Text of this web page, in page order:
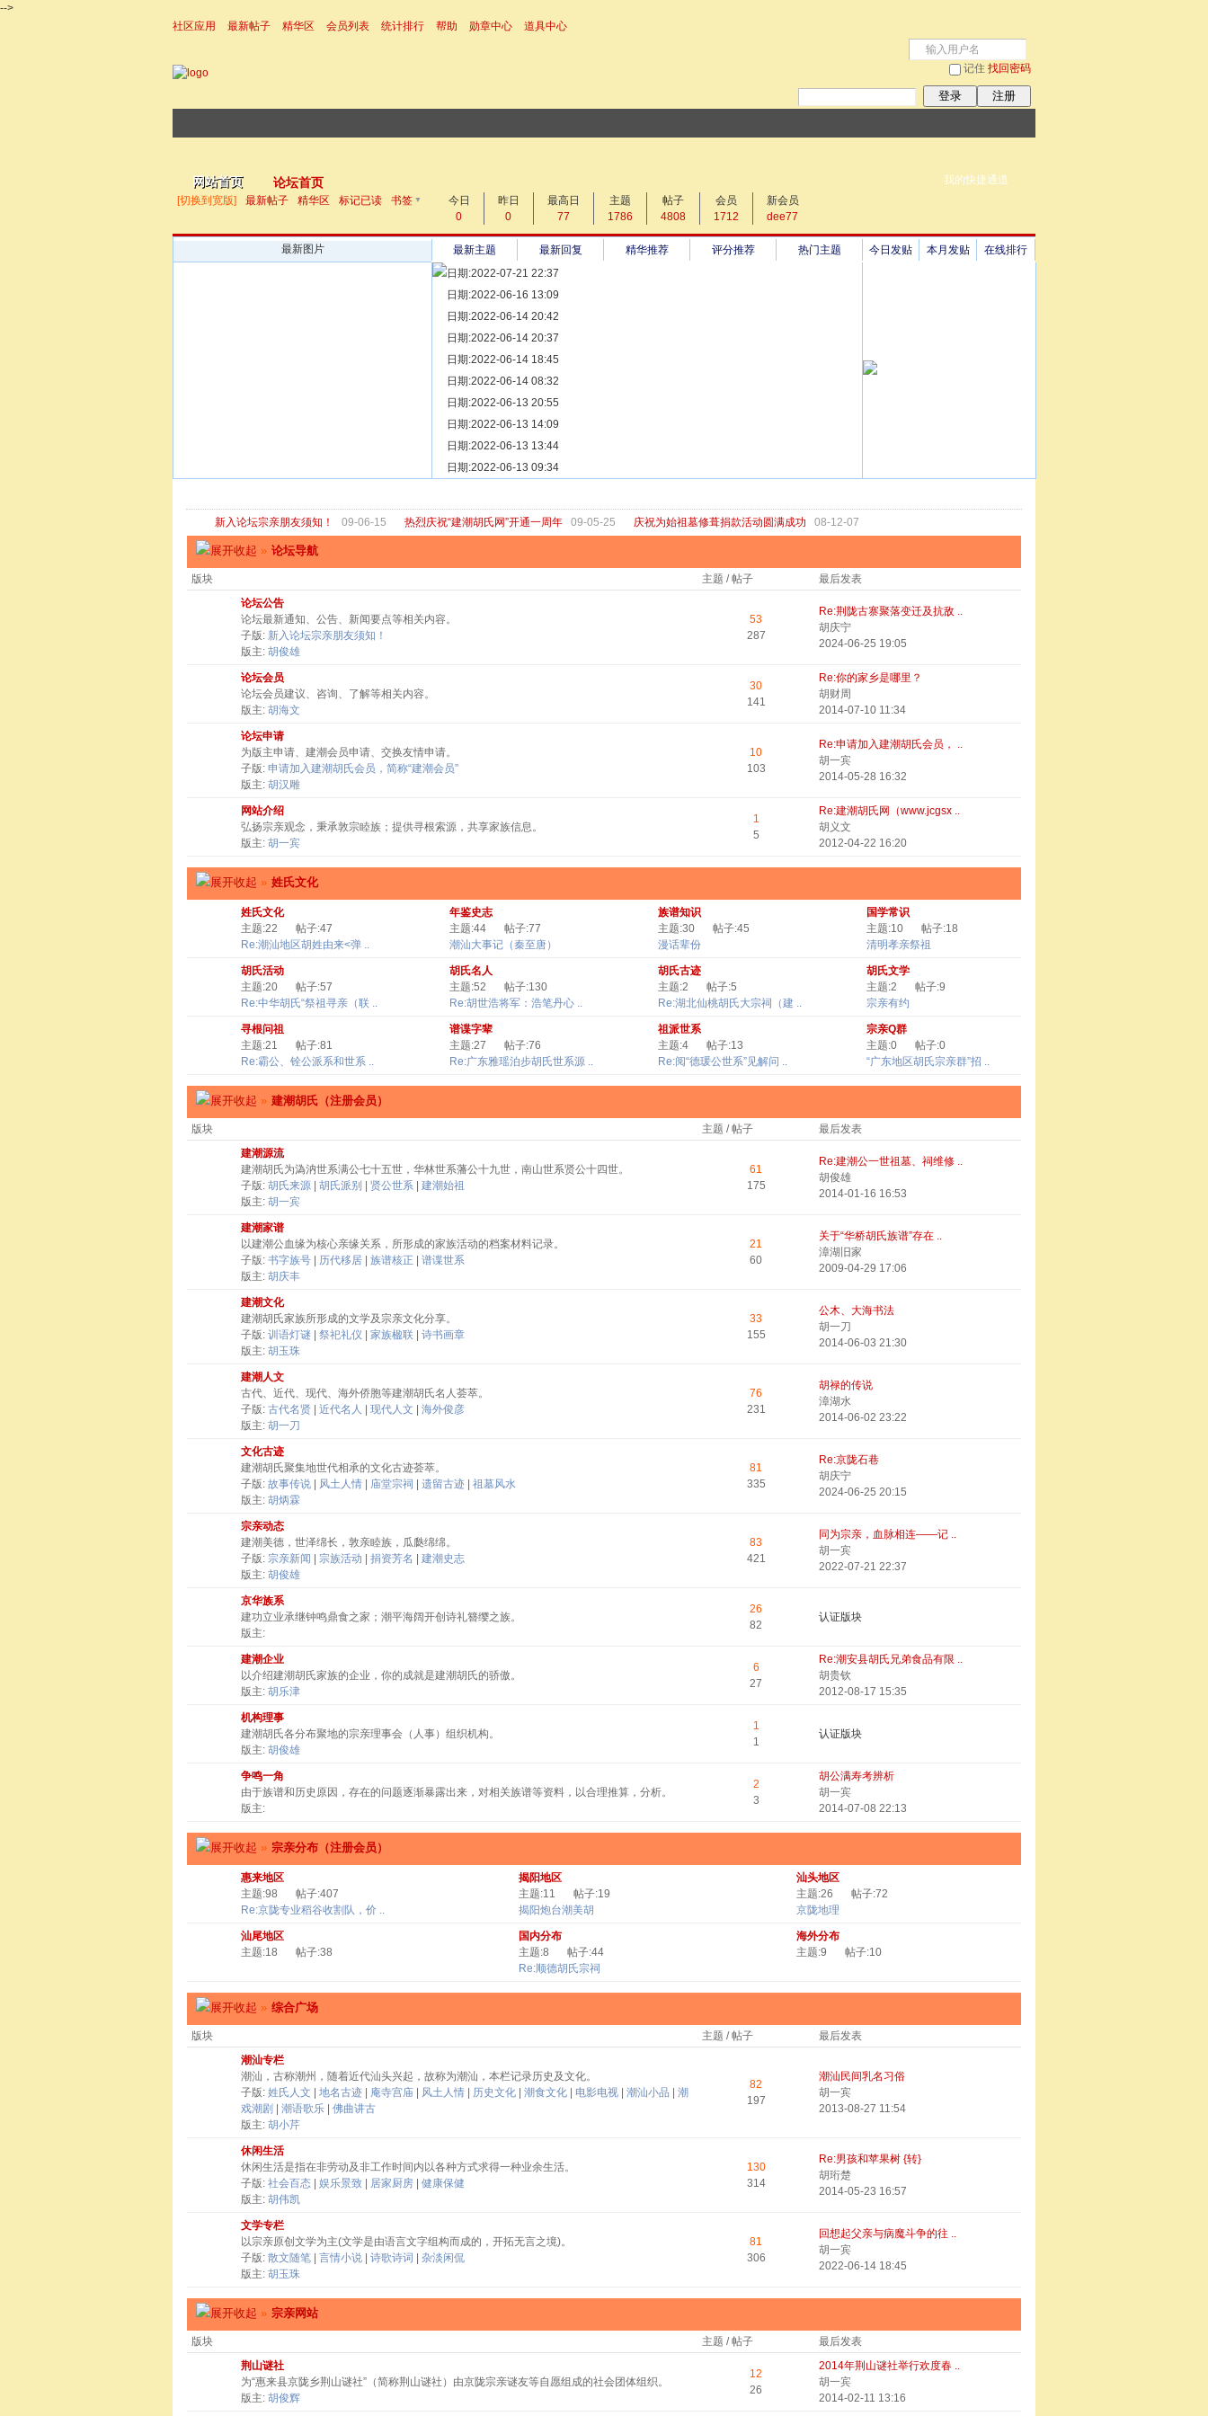
-->
社区应用
最新帖子 精华区 会员列表 统计排行 帮助 勋章中心
道具中心
记住 找回密码
登录 注册
我的快捷通道
网站首页 论坛首页
帖子 搜 索
热搜：
[切换到宽版] 最新帖子 精华区 标记已读 书签 ▼
今日
0
昨日
0
最高日
77
主题
1786
帖子
4808
会员
1712
新会员
dee77
最新图片 最新主题 最新回复 精华推荐 评分推荐 热门主题 今日发贴 本月发贴
在线排行
日期:2022-07-21 22:37
[ 宗亲新闻 ] 同为宗亲，血脉相连——记陆丰碣石宗亲到祖家京陇居地探亲问祖
日期:2022-06-16 13:09
[ 族谱知识 ] 漫话辈份
日期:2022-06-14 20:42
[ 族谱知识 ] 修族谱的用字规范与说明
日期:2022-06-14 20:37
[ 族谱知识 ] 一元等于多少年？
日期:2022-06-14 18:45
[ 散文随笔 ] 写给远在天堂的父亲——胡棉创
日期:2022-06-14 08:32
[ 宗亲新闻 ] 关于“金鸡落洋”祖坟复原修缮的倡议
日期:2022-06-13 20:55
[ 庙堂宗祠 ] 洽礼祖祠
日期:2022-06-13 14:09
[ 庙堂宗祠 ] 京华胡氏二世祖祠
日期:2022-06-13 13:44
[ 庙堂宗祠 ] 祖祠、家庙
日期:2022-06-13 09:34
新入论坛宗亲朋友须知！ 09-06-15 热烈庆祝“建潮胡氏网”开通一周年 09-05-25 庆祝为始祖墓修葺捐款活动圆满成功 08-12-07
» 论坛导航
版块 主题 / 帖子
最后发表
论坛公告
论坛最新通知、公告、新闻要点等相关内容。
子版: 新入论坛宗亲朋友须知！
版主: 胡俊雄
53
287
Re:荆陇古寨聚落变迁及抗敌 ..
胡庆宁
2024-06-25 19:05
论坛会员
论坛会员建议、咨询、了解等相关内容。
版主: 胡海文
30
141
Re:你的家乡是哪里？
胡财周
2014-07-10 11:34
论坛申请
为版主申请、建潮会员申请、交换友情申请。
子版: 申请加入建潮胡氏会员，简称“建潮会员”
版主: 胡汉雕
10
103
Re:申请加入建潮胡氏会员， ..
胡一宾
2014-05-28 16:32
网站介绍
弘扬宗亲观念，秉承敦宗睦族；提供寻根索源，共享家族信息。
版主: 胡一宾
1
5
Re:建潮胡氏网（www.jcgsx ..
胡义文
2012-04-22 16:20
» 姓氏文化
姓氏文化
主题:22
帖子:47
Re:潮汕地区胡姓由来<弹 ..
年鉴史志
主题:44
帖子:77
潮汕大事记（秦至唐）
族谱知识
主题:30
帖子:45
漫话辈份
国学常识
主题:10
帖子:18
清明孝亲祭祖
胡氏活动
主题:20
帖子:57
Re:中华胡氏“祭祖寻亲（联 ..
胡氏名人
主题:52
帖子:130
Re:胡世浩将军：浩笔丹心 ..
胡氏古迹
主题:2
帖子:5
Re:湖北仙桃胡氏大宗祠（建 ..
胡氏文学
主题:2
帖子:9
宗亲有约
寻根问祖
主题:21
帖子:81
Re:霸公、铨公派系和世系 ..
谱谍字辈
主题:27
帖子:76
Re:广东雅瑶泊步胡氏世系源 ..
祖派世系
主题:4
帖子:13
Re:阅“德瑗公世系”见解问 ..
宗亲Q群
主题:0
帖子:0
“广东地区胡氏宗亲群”招 ..
» 建潮胡氏（注册会员）
版块 主题 / 帖子
最后发表
建潮源流
建潮胡氏为溈汭世系满公七十五世，华林世系藩公十九世，南山世系贤公十四世。
子版: 胡氏来源 胡氏派别 贤公世系
建潮始祖
版主: 胡一宾
61
175
Re:建潮公一世祖墓、祠维修 ..
胡俊雄
2014-01-16 16:53
建潮家谱
以建潮公血缘为核心亲缘关系，所形成的家族活动的档案材料记录。
子版: 书字族号 历代移居 族谱核正
谱谍世系
版主: 胡庆丰
21
60
关于“华桥胡氏族谱”存在 ..
漳湖旧家
2009-04-29 17:06
建潮文化
建潮胡氏家族所形成的文学及宗亲文化分享。
子版: 训语灯谜 祭祀礼仪 家族楹联
诗书画章
版主: 胡玉珠
33
155
公木、大海书法
胡一刀
2014-06-03 21:30
建潮人文
古代、近代、现代、海外侨胞等建潮胡氏名人荟萃。
子版: 古代名贤 近代名人 现代人文
海外俊彦
版主: 胡一刀
76
231
胡禄的传说
漳湖水
2014-06-02 23:22
文化古迹
建潮胡氏聚集地世代相承的文化古迹荟萃。
子版: 故事传说 风土人情 庙堂宗祠 遗留古迹
祖墓风水
版主: 胡炳霖
81
335
Re:京陇石巷
胡庆宁
2024-06-25 20:15
宗亲动态
建潮美德，世泽绵长，敦亲睦族，瓜瓞绵绵。
子版: 宗亲新闻 宗族活动 捐资芳名
建潮史志
版主: 胡俊雄
83
421
同为宗亲，血脉相连——记 ..
胡一宾
2022-07-21 22:37
京华族系
建功立业承继钟鸣鼎食之家；潮平海阔开创诗礼簪缨之族。
版主:
26
82
认证版块
建潮企业
以介绍建潮胡氏家族的企业，你的成就是建潮胡氏的骄傲。
版主: 胡乐津
6
27
Re:潮安县胡氏兄弟食品有限 ..
胡贵钦
2012-08-17 15:35
机构理事
建潮胡氏各分布聚地的宗亲理事会（人事）组织机构。
版主: 胡俊雄
1
1
认证版块
争鸣一角
由于族谱和历史原因，存在的问题逐渐暴露出来，对相关族谱等资料，以合理推算，分析。
版主:
2
3
胡公满寿考辨析
胡一宾
2014-07-08 22:13
» 宗亲分布（注册会员）
惠来地区
主题:98
帖子:407
Re:京陇专业稻谷收割队，价 ..
揭阳地区
主题:11
帖子:19
揭阳炮台潮美胡
汕头地区
主题:26
帖子:72
京陇地理
汕尾地区
主题:18
帖子:38
国内分布
主题:8
帖子:44
Re:顺德胡氏宗祠
海外分布
主题:9
帖子:10
» 综合广场
版块 主题 / 帖子
最后发表
潮汕专栏
潮汕，古称潮州，随着近代汕头兴起，故称为潮汕，本栏记录历史及文化。
子版: 姓氏人文 地名古迹 庵寺宫庙 风土人情 历史文化 潮食文化 电影电视 潮汕小品
潮
戏潮剧
潮语歌乐
佛曲讲古
版主: 胡小芹
82
197
潮汕民间乳名习俗
胡一宾
2013-08-27 11:54
休闲生活
休闲生活是指在非劳动及非工作时间内以各种方式求得一种业余生活。
子版: 社会百态 娱乐景致 居家厨房
健康保健
版主: 胡伟凯
130
314
Re:男孩和苹果树 {转}
胡珩楚
2014-05-23 16:57
文学专栏
以宗亲原创文学为主(文学是由语言文字组构而成的，开拓无言之境)。
子版: 散文随笔 言情小说 诗歌诗词
杂淡闲侃
版主: 胡玉珠
81
306
回想起父亲与病魔斗争的往 ..
胡一宾
2022-06-14 18:45
» 宗亲网站
版块 主题 / 帖子
最后发表
荆山谜社
为“惠来县京陇乡荆山谜社”（简称荆山谜社）由京陇宗亲谜友等自愿组成的社会团体组织。
版主: 胡俊辉
12
26
2014年荆山谜社举行欢度春 ..
胡一宾
2014-02-11 13:16